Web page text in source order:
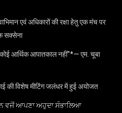
एवं अधिकारों की रक्षा हेतु एक मंच पर
सक्सेना
कोई आर्थिक आपातकाल नहीं”*— एम. चूबा
की विशेष मीटिंग जलंधर में हुई अयोजत
ਵਜੋਂ ਆਪਣਾ ਅਹੁਦਾ ਸੰਭਾਲਿਆ